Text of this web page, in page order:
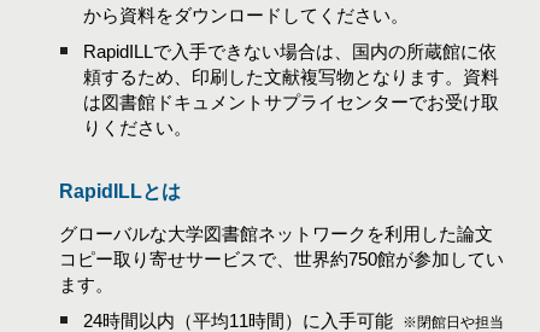
から資料をダウンロードしてください。
RapidILLで入手できない場合は、国内の所蔵館に依
頼するため、印刷した文献複写物となります。資料
は図書館ドキュメントサプライセンターでお受け取
りください。
RapidILLとは
グローバルな大学図書館ネットワークを利用した論文
コピー取り寄せサービスで、世界約750館が参加してい
ます。
24時間以内（平均11時間）に入手可能
※閉館日や担当